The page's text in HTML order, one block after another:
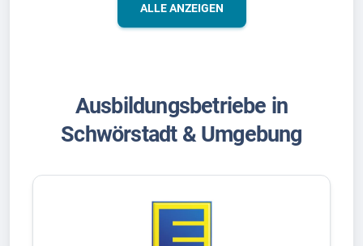
ALLE ANZEIGEN
Ausbildungsbetriebe in
Schwörstadt & Umgebung